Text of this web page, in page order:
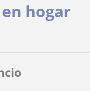
hogar